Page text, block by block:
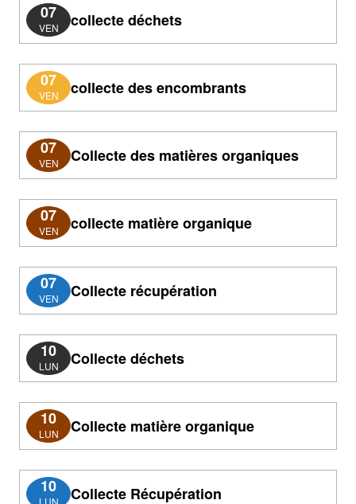
07
VEN collecte déchets
07
VEN collecte des encombrants
07
VEN Collecte des matières organiques
07
VEN collecte matière organique
07
VEN Collecte récupération
10
LUN Collecte déchets
10
LUN Collecte matière organique
10
LUN Collecte Récupération